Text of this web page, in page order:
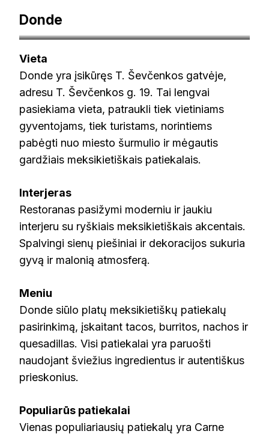
Donde
Vieta
Donde yra įsikūręs T. Ševčenkos gatvėje,
adresu T. Ševčenkos g. 19. Tai lengvai
pasiekiama vieta, patraukli tiek vietiniams
gyventojams, tiek turistams, norintiems
pabėgti nuo miesto šurmulio ir mėgautis
gardžiais meksikietiškais patiekalais.
Interjeras
Restoranas pasižymi moderniu ir jaukiu
interjeru su ryškiais meksikietiškais akcentais.
Spalvingi sienų piešiniai ir dekoracijos sukuria
gyvą ir malonią atmosferą.
Meniu
Donde siūlo platų meksikietiškų patiekalų
pasirinkimą, įskaitant tacos, burritos, nachos ir
quesadillas. Visi patiekalai yra paruošti
naudojant šviežius ingredientus ir autentiškus
prieskonius.
Populiarūs patiekalai
Vienas populiariausių patiekalų yra Carne